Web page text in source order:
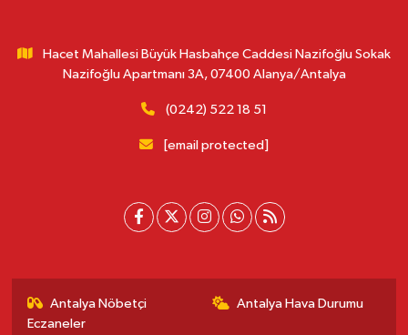
Hacet Mahallesi Büyük Hasbahçe Caddesi Nazifoğlu Sokak
Nazifoğlu Apartmanı 3A, 07400 Alanya/Antalya
(0242) 522 18 51
[email protected]
Antalya Nöbetçi
Eczaneler
Antalya Hava Durumu